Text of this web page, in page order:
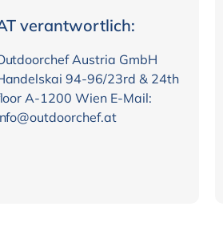
verantwortlich:
Austria GmbH
94-96/23rd & 24th
A-1200 Wien E-Mail: